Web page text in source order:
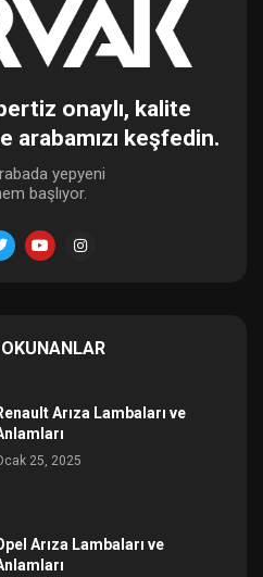
onaylı, kalite
arabamızı keşfedin.
yepyeni
başlıyor.
Arıza Lambaları ve
25, 2025
Arıza Lambaları ve